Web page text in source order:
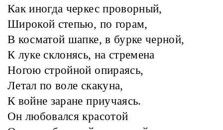
Как иногда черкес проворный,
Широкой степью, по горам,
В косматой шапке, в бурке черной,
К луке склонясь, на стремена
Ногою стройной опираясь,
Летал по воле скакуна,
К войне заране приучаясь.
Он любовался красотой